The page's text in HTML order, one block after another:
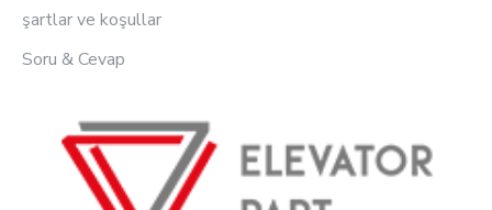
şartlar ve koşullar
Soru & Cevap